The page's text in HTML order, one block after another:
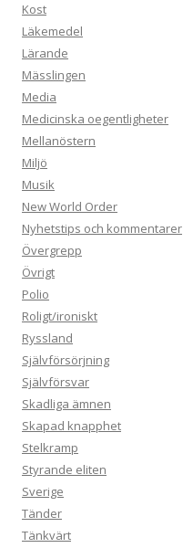
Kost
Läkemedel
Lärande
Mässlingen
Media
Medicinska oegentligheter
Mellanöstern
Miljö
Musik
New World Order
Nyhetstips och kommentarer
Övergrepp
Övrigt
Polio
Roligt/ironiskt
Ryssland
Självförsörjning
Självförsvar
Skadliga ämnen
Skapad knapphet
Stelkramp
Styrande eliten
Sverige
Tänder
Tänkvärt